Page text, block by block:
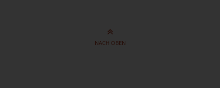
NACH OBEN